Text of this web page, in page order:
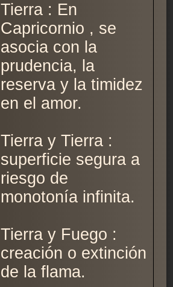
Tierra : En
Capricornio , se
asocia con la
prudencia, la
reserva y la timidez
en el amor.
Tierra y Tierra :
superficie segura a
riesgo de
monotonía infinita.
Tierra y Fuego :
creación o extinción
de la flama.